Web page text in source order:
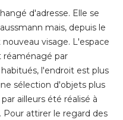
d'adresse. Elle se
mais, depuis le
visage. L'espace
par
l'endroit est plus
sélection d'objets plus
ailleurs été réalisé à
Pour attirer le regard des